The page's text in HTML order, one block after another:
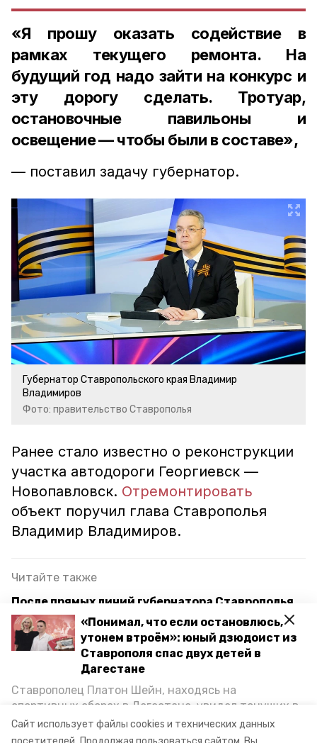
Сайт использует файлы cookies и технических данных
«Понимал, что если остановлюсь,
утонем втроём»: юный дзюдоист из
Ставрополя спас двух детей в
Дагестане
Ставрополец Платон Шейн, находясь на
спортивных сборах в Дегестане, увидел тонущих в
Каспийском море детей и бросился на помощь. По
возвращении домой, отважного мальчика
«Я прошу оказать содействие в
рамках текущего ремонта. На
будущий год надо зайти на конкурс и
эту дорогу сделать. Тротуар,
остановочные павильоны и
освещение — чтобы были в составе»,
— поставил задачу губернатор.
Губернатор Ставропольского края Владимир
Владимиров
Фото: правительство Ставрополья
Ранее стало известно о реконструкции
участка автодороги Георгиевск —
Новопавловск. Отремонтировать
объект поручил глава Ставрополья
Владимир Владимиров.
Читайте также
После прямых линий губернатора Ставрополья
отработано более 12,5 тыс. обращений
Около 1 тыс. обращений отправили
ставропольцы на прямую линию губернатора
В Ставрополе начали уборку улиц и ремонт дорог
город благодарный